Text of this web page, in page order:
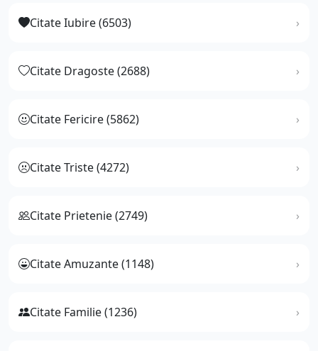
Citate Iubire (6503)
Citate Dragoste (2688)
Citate Fericire (5862)
Citate Triste (4272)
Citate Prietenie (2749)
Citate Amuzante (1148)
Citate Familie (1236)